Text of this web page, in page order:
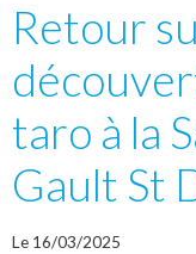
Retour
taro à la
Gault St
Le 16/03/2025